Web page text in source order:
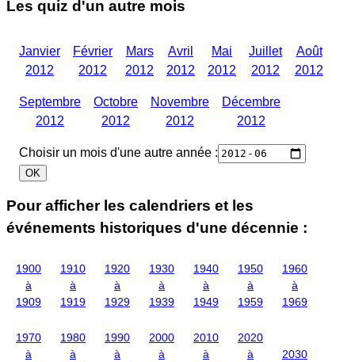
Les quiz d'un autre mois
Janvier
2012
Février
2012
Mars
2012
Avril
2012
Mai
2012
Juillet
2012
Août
2012
Septembre
2012
Octobre
2012
Novembre
2012
Décembre
2012
Choisir un mois d'une autre année :
Pour afficher les calendriers et les
événements historiques d'une décennie :
1900
à
1909
1910
à
1919
1920
à
1929
1930
à
1939
1940
à
1949
1950
à
1959
1960
à
1969
1970
à
1980
à
1990
à
2000
à
2010
à
2020
à
2030